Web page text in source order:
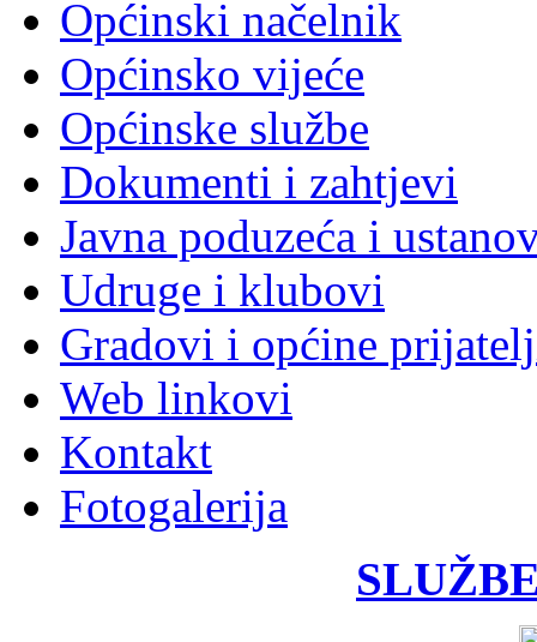
Općinski načelnik
Općinsko vijeće
Općinske službe
Dokumenti i zahtjevi
Javna poduzeća i
Udruge i klubovi
Gradovi i općine
Web linkovi
Kontakt
Fotogalerija